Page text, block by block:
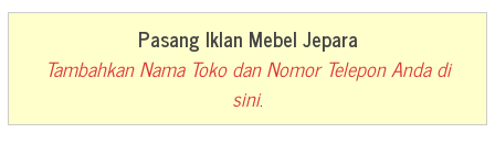
Pasang Iklan Mebel Jepara
Tambahkan Nama Toko dan Nomor Telepon Anda di
sini.